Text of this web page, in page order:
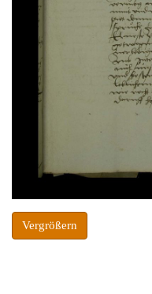
Vergrößern